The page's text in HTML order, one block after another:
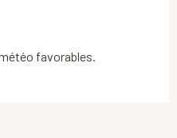
favorables.